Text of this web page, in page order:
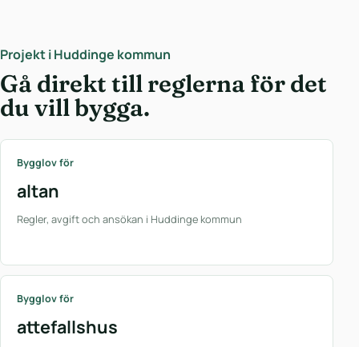
Projekt i Huddinge kommun
Gå direkt till reglerna för det
du vill bygga.
Bygglov för
altan
Regler, avgift och ansökan i Huddinge kommun
Bygglov för
attefallshus